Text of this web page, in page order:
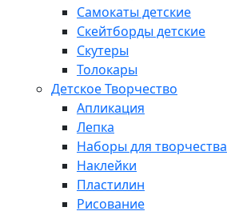
Самокаты детские
Скейтборды детские
Скутеры
Толокары
Детское Творчество
Апликация
Лепка
Наборы для творчества
Наклейки
Пластилин
Рисование